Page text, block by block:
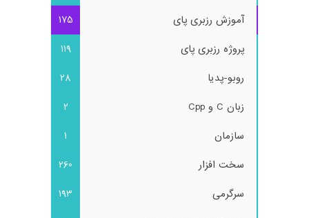
آموزش رزبری پای
175
پروژه رزبری پای
119
روبو-پدیا
28
زبان C و Cpp
2
سازمان
1
سخت افزار
260
سرگرمی
193